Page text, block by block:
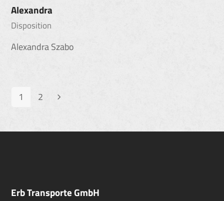
Alexandra
Disposition
Alexandra Szabo
Seite
1 Seite
2 Vorwärts
Erb Transporte GmbH